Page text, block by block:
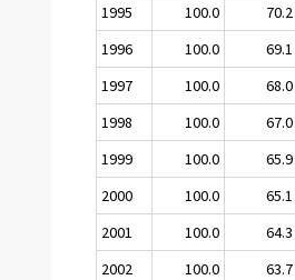
1995
100.0 70.2
1996
100.0 69.1
1997
100.0 68.0
1998
100.0 67.0
1999
100.0 65.9
2000
100.0 65.1
2001
100.0 64.3
2002
100.0 63.7